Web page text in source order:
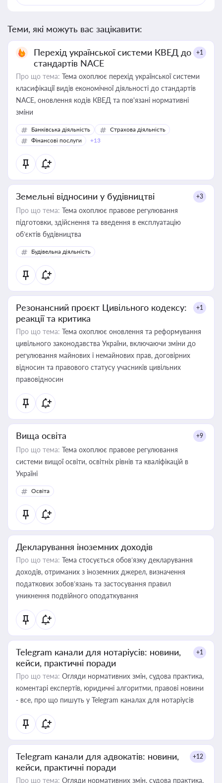
Теми, які можуть вас зацікавити:
Перехід української системи КВЕД до
стандартів NACE
+1
Про що тема: Тема охоплює перехід української системи
класифікації видів економічної діяльності до стандартів
NACE, оновлення кодів КВЕД та пов'язані нормативні
зміни
Банківська діяльність
Страхова діяльність
Фінансові послуги
+13
Земельні відносини у будівництві +3
Про що тема: Тема охоплює правове регулювання
підготовки, здійснення та введення в експлуатацію
об’єктів будівництва
Будівельна діяльність
Резонансний проєкт Цивільного кодексу:
реакції та критика
+1
Про що тема: Тема охоплює оновлення та реформування
цивільного законодавства України, включаючи зміни до
регулювання майнових і немайнових прав, договірних
відносин та правового статусу учасників цивільних
правовідносин
Вища освіта +9
Про що тема: Тема охоплює правове регулювання
системи вищої освіти, освітніх рівнів та кваліфікацій в
Україні
Освіта
Декларування іноземних доходів
Про що тема: Тема стосується обов’язку декларування
доходів, отриманих з іноземних джерел, визначення
податкових зобов’язань та застосування правил
уникнення подвійного оподаткування
Telegram канали для нотаріусів: новини,
кейси, практичні поради
+1
Про що тема: Огляди нормативних змін, судова практика,
коментарі експертів, юридичні алгоритми, правові новини
- все, про що пишуть у Telegram каналах для нотаріусів
Telegram канали для адвокатів: новини,
кейси, практичні поради
+12
Про що тема: Огляди нормативних змін, судова практика,